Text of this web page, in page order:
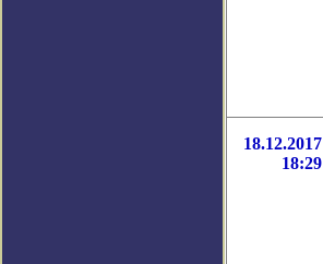
18.12.2017
18:29